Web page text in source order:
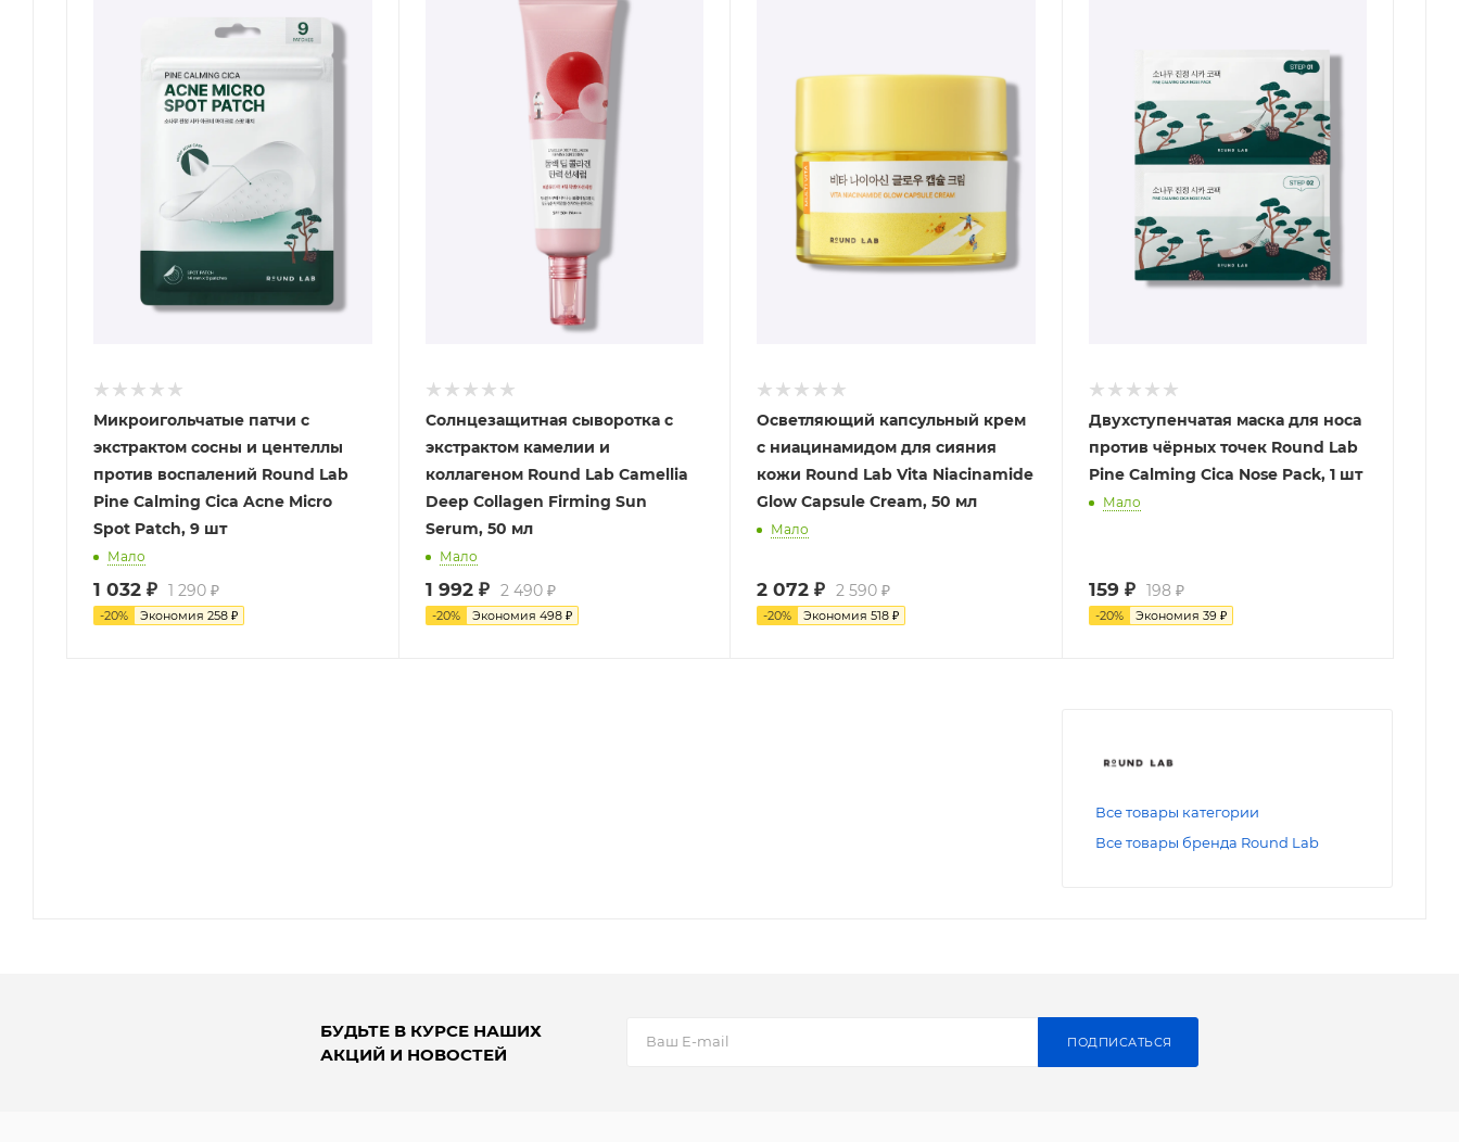
Микроигольчатые патчи с
экстрактом сосны и центеллы
против воспалений Round Lab
Pine Calming Cica Acne Micro
Spot Patch, 9 шт
Мало
1 032 ₽ 1 290 ₽
-20% Экономия 258 ₽
Солнцезащитная сыворотка с
экстрактом камелии и
коллагеном Round Lab Camellia
Deep Collagen Firming Sun
Serum, 50 мл
Мало
1 992₽ 2 490₽
-20% Экономия 498₽
Осветляющий капсульный крем
с ниацинамидом для сияния
кожи Round Lab Vita Niacinamide
Glow Capsule Cream, 50 мл
Мало
2 072 ₽ 2 590 ₽
-20% Экономия 518 ₽
Двухступенчатая маска для носа
против чёрных точек Round Lab
Pine Calming Cica Nose Pack, 1 шт
Мало
159₽ 198 ₽
-20% Экономия 39 ₽
Все товары категории
Все товары бренда Round Lab
БУДЬТЕ В КУРСЕ НАШИХ
АКЦИЙ И НОВОСТЕЙ
ПОДПИСАТЬСЯ